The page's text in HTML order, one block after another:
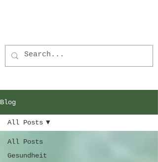
Blog
All Posts
Gesundheit
All Posts